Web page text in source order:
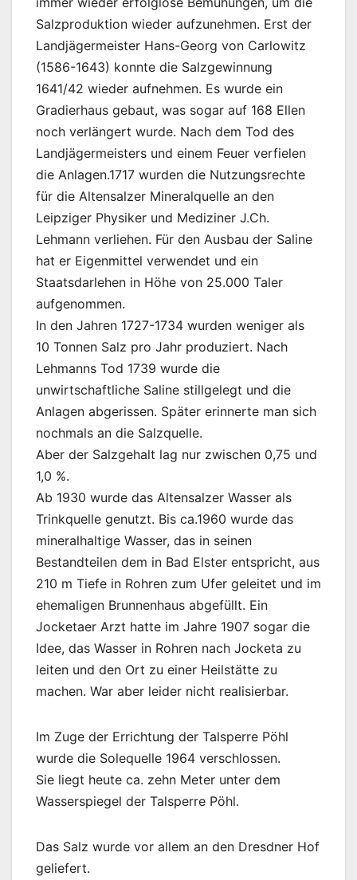
Salzproduktion wieder aufzunehmen. Erst der
Landjägermeister Hans-Georg von Carlowitz
(1586-1643) konnte die Salzgewinnung
1641/42 wieder aufnehmen. Es wurde ein
Gradierhaus gebaut, was sogar auf 168 Ellen
noch verlängert wurde. Nach dem Tod des
Landjägermeisters und einem Feuer verfielen
die Anlagen.1717 wurden die Nutzungsrechte
für die Altensalzer Mineralquelle an den
Leipziger Physiker und Mediziner J.Ch.
Lehmann verliehen. Für den Ausbau der Saline
hat er Eigenmittel verwendet und ein
Staatsdarlehen in Höhe von 25.000 Taler
aufgenommen.
In den Jahren 1727-1734 wurden weniger als
10 Tonnen Salz pro Jahr produziert. Nach
Lehmanns Tod 1739 wurde die
unwirtschaftliche Saline stillgelegt und die
Anlagen abgerissen. Später erinnerte man sich
nochmals an die Salzquelle.
Aber der Salzgehalt lag nur zwischen 0,75 und
1,0 %.
Ab 1930 wurde das Altensalzer Wasser als
Trinkquelle genutzt. Bis ca.1960 wurde das
mineralhaltige Wasser, das in seinen
Bestandteilen dem in Bad Elster entspricht, aus
210 m Tiefe in Rohren zum Ufer geleitet und im
ehemaligen Brunnenhaus abgefüllt. Ein
Jocketaer Arzt hatte im Jahre 1907 sogar die
Idee, das Wasser in Rohren nach Jocketa zu
leiten und den Ort zu einer Heilstätte zu
machen. War aber leider nicht realisierbar.
Im Zuge der Errichtung der Talsperre Pöhl
wurde die Solequelle 1964 verschlossen.
Sie liegt heute ca. zehn Meter unter dem
Wasserspiegel der Talsperre Pöhl.
Das Salz wurde vor allem an den Dresdner Hof
geliefert.